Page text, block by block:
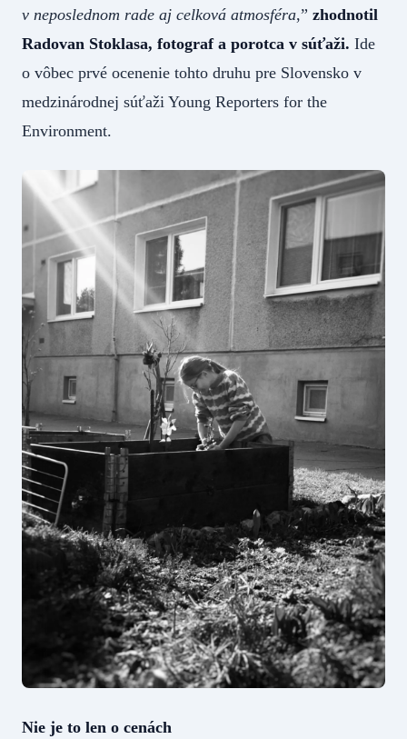
v neposlednom rade aj celková atmosféra,” zhodnotil
Radovan Stoklasa, fotograf a porotca v súťaži. Ide
o vôbec prvé ocenenie tohto druhu pre Slovensko v
medzinárodnej súťaži Young Reporters for the
Environment.
Nie je to len o cenách